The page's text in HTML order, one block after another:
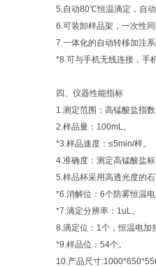
5.自动80℃恒温滴定，自
6.可装卸样品架，一次性
7.一体化的自动转移加注
*8.可与手机无线连接，手
四、仪器性能指标
1.测定范围：高锰酸盐指
2.样品量：100mL。
*3.样品速度：≤5min/样。
4.准确度：测定高锰酸盐
5.样品杯采用高透光度的
*6.消解位：6个防雾恒温
*7.滴定分辨率：1uL。
8.滴定位：1个，恒温电
*9.样品位：54个。
10.产品尺寸